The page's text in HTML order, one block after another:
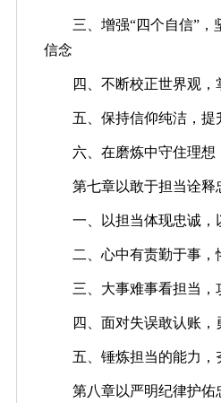
三、增强“四个自信”，
信念
四、不断校正世界观，
五、保持信仰纯洁，提
六、在磨炼中守住理想
第七章以敢于担当诠释
一、以担当体现忠诚，
二、心中有责勤于事，
三、大事难事看担当，
四、面对失误敢认账，
五、锤炼担当的能力，
第八章以严明纪律护佑